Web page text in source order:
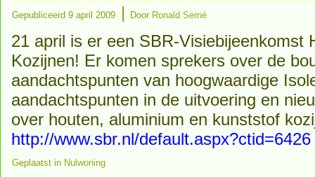
Gepubliceerd 9 april 2009 | Door Ronald Serné
21 april is er een SBR-Visiebijeenkomst
Kozijnen! Er komen sprekers over de
aandachtspunten van hoogwaardige
aandachtspunten in de uitvoering en
over houten, aluminium en kunststof
http://www.sbr.nl/default.aspx?ctid=6426
Geplaatst in Nulwoning